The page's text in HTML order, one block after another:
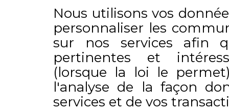
Nous utilisons vos
personnaliser les
sur nos services afin
pertinentes et
(lorsque la loi le
l'analyse de la façon
services et de vos